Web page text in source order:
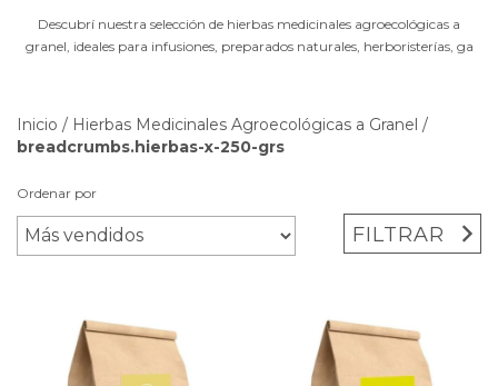
Descubrí nuestra selección de hierbas medicinales agroecológicas a
granel, ideales para infusiones, preparados naturales, herboristerías, ga
Inicio / Hierbas Medicinales Agroecológicas a Granel /
breadcrumbs.hierbas-x-250-grs
Ordenar por
FILTRAR